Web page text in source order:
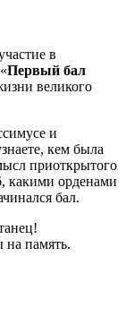
в
Первый бал
великого
и
кем была
приоткрытого
какими орденами
бал.
на память.